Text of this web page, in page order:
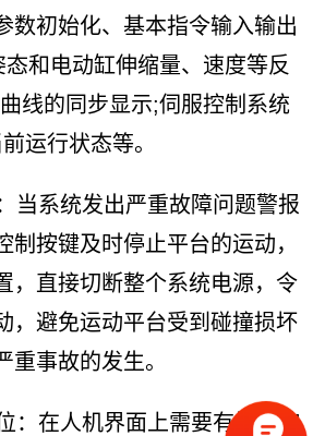
数初始化、基本指令输入输出
和电动缸伸缩量、速度等反
线的同步显示;伺服控制系统
运行状态等。
系统发出严重故障问题警报
制按键及时停止平台的运动，
，直接切断整个系统电源，令
，避免运动平台受到碰撞损坏
重事故的发生。
在人机界面上需要有控制按